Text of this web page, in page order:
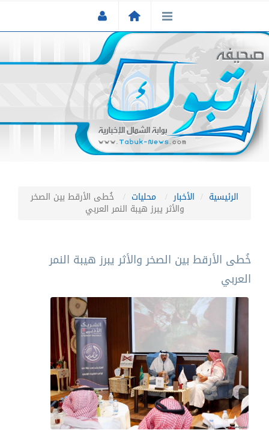
الرئيسية الأخبار محليات خُطى الأرقط بين الصخر
والأثر يبرز هيبة النمر العربي
خُطى الأرقط بين الصخر والأثر يبرز هيبة النمر
العربي